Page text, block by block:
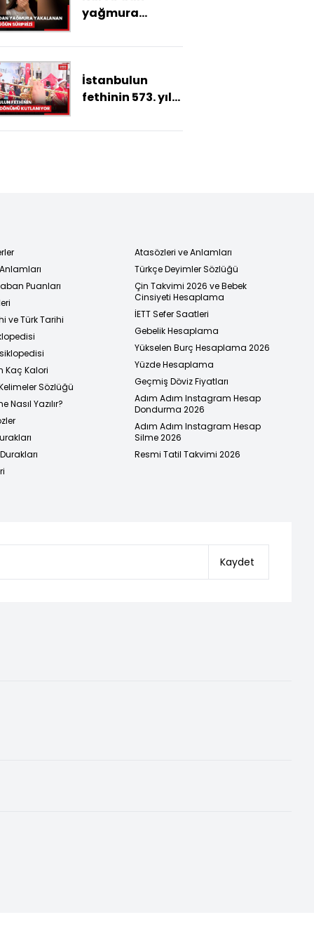
yağmura
düğün sürprizi
İstanbulun
fethinin 573. yıl
kutlanıyor
Puanları
ve Türk Tarihi
Kaç Kalori
Sözlüğü
Nasıl Yazılır?
Atasözleri ve Anlamları
Türkçe Deyimler Sözlüğü
Çin Takvimi 2026 ve Bebek
Cinsiyeti Hesaplama
İETT Sefer Saatleri
Gebelik Hesaplama
Yükselen Burç Hesaplama 2026
Yüzde Hesaplama
Geçmiş Döviz Fiyatları
Adım Adım Instagram Hesap
Dondurma 2026
Adım Adım Instagram Hesap
Silme 2026
Resmi Tatil Takvimi 2026
Kaydet